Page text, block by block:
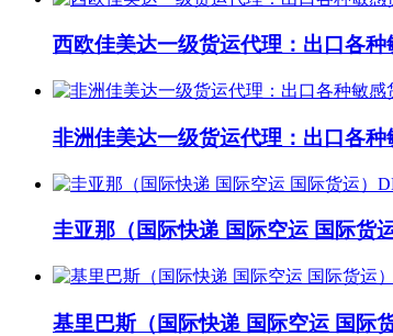
西欧佳美达一级货运代理：出口各种
非洲佳美达一级货运代理：出口各种
圭亚那（国际快递 国际空运 国际货
基里巴斯（国际快递 国际空运 国际